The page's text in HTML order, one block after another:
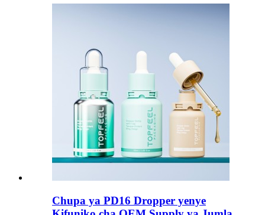
Chupa ya PD16 Dropper yenye